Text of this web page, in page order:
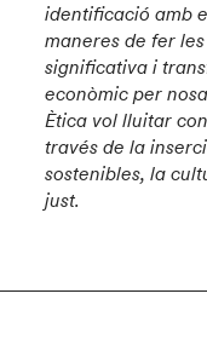
identificació amb
maneres de fer
significativa i
econòmic per
Ètica vol lluitar
través de la
sostenibles, la
just.